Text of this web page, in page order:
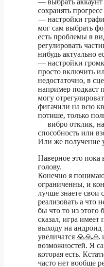
— выбрать аккаунт
сохранять прогресс
— настройки
мог сам выбрать
есть проблемы в
регулировать
нибудь актуально
— настройки
просто включить
недостаточно, в
например подкаст
могу
фигачили на всю
потише, только
— вибро отклик,
способность или
Или же получение
Наверное это пока
голову.
Конечно я
ограниченны, и
лучше знаете
реализовать а что
бы что то из этого
сказал, игра имеет
выходу на
увеличатся 🙏🙏🙏
возможностей. Я
которая есть.
часто нет вообще